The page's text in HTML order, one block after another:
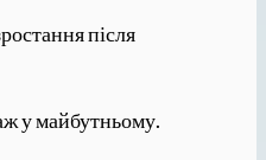
після
у майбутньому.